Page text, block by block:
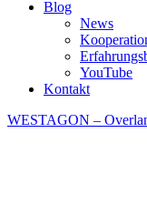
Blog
News
YouTube
Kontakt
WESTAGON –